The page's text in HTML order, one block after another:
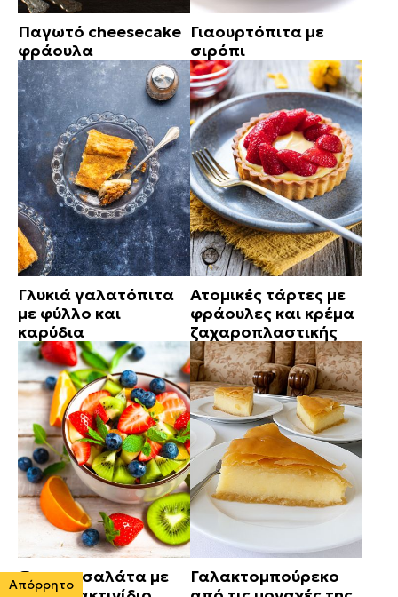
Παγωτό cheesecake
φράουλα
Γιαουρτόπιτα με
σιρόπι
Γλυκιά γαλατόπιτα
με φύλλο και
καρύδια
Ατομικές τάρτες με
φράουλες και κρέμα
ζαχαροπλαστικής
Φρουτοσαλάτα με
Γαλακτομπούρεκο
Απόρρητο